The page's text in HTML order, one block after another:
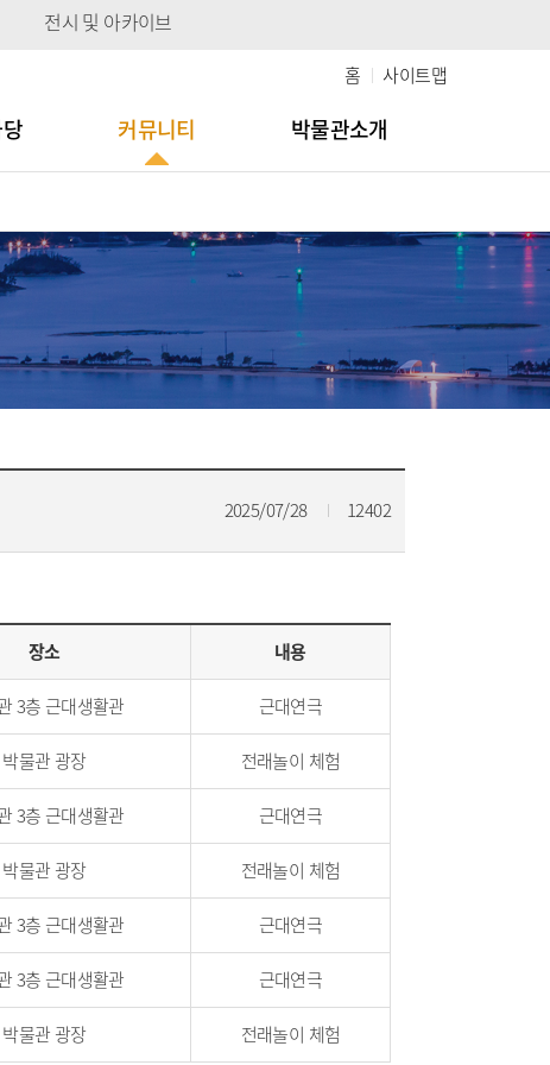
전시 및 아카이브
홈 사이트맵
커뮤니티 박물관소개
2025/07/28 12402
장소 내용
3층 근대생활관 근대연극
박물관 광장 전래놀이 체험
3층 근대생활관 근대연극
박물관 광장 전래놀이 체험
3층 근대생활관 근대연극
3층 근대생활관 근대연극
박물관 광장 전래놀이 체험